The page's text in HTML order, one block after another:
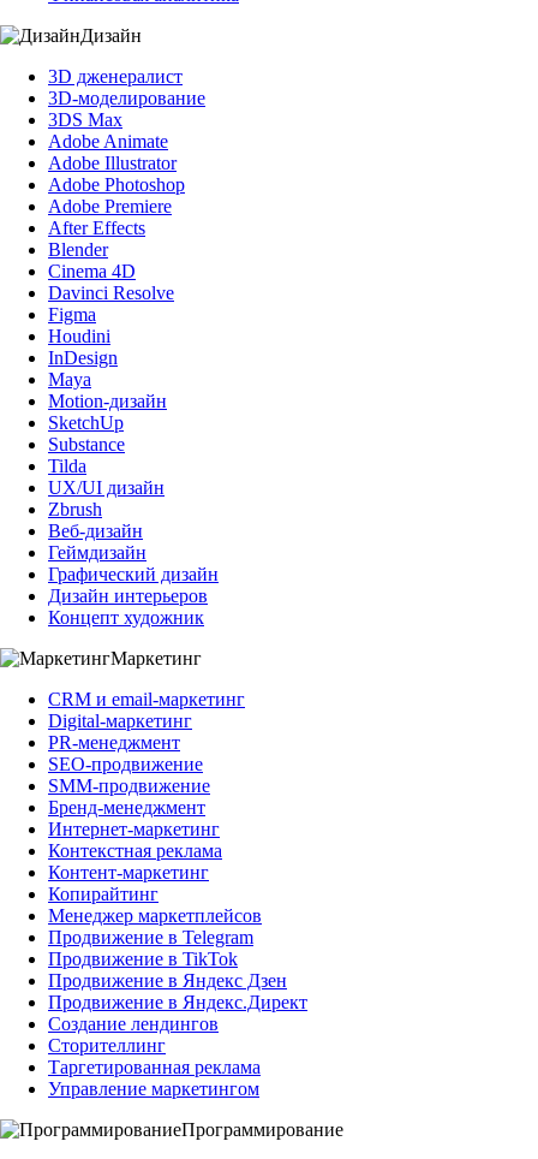
Дизайн
3D дженералист
3D-моделирование
3DS Max
Adobe Animate
Adobe Illustrator
Adobe Photoshop
Adobe Premiere
After Effects
Blender
Cinema 4D
Davinci Resolve
Figma
Houdini
InDesign
Maya
Motion-дизайн
SketchUp
Substance
Tilda
UX/UI дизайн
Zbrush
Веб-дизайн
Геймдизайн
Графический дизайн
Дизайн интерьеров
Концепт художник
Маркетинг
CRM и email-маркетинг
Digital-маркетинг
PR-менеджмент
SEO-продвижение
SMM-продвижение
Бренд-менеджмент
Интернет-маркетинг
Контекстная реклама
Контент-маркетинг
Копирайтинг
Менеджер маркетплейсов
Продвижение в Telegram
Продвижение в TikTok
Продвижение в Яндекс Дзен
Продвижение в Яндекс.Директ
Создание лендингов
Сторителлинг
Таргетированная реклама
Управление маркетингом
Программирование